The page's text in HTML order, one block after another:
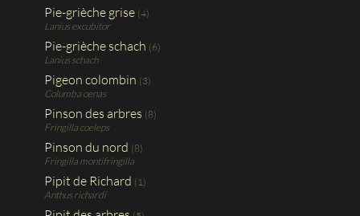
Pie-grièche grise (4)
Lanius excubitor
Pie-grièche schach (6)
Lanius schach
Pigeon colombin (3)
Columba oenas
Pinson des arbres (8)
Fringilla coeleps
Pinson du nord (8)
Fringilla montifringilla
Pipit de Richard (1)
Anthus richardi